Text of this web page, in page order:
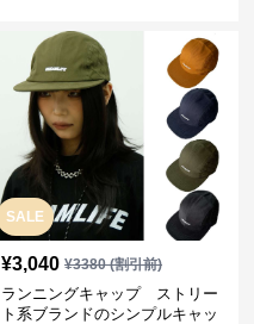
SALE
¥3,040 ¥3380(割引前)
ランニングキャップ ストリー
ト系ブランドのシンプルキャッ